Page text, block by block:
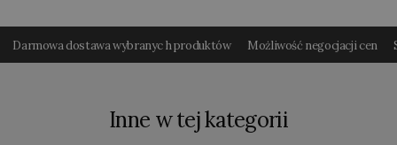
Darmowa dostawa wybranyc h produktów Możliwość negocjacji cen
Inne w tej kategorii